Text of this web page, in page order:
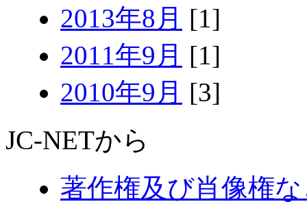
2013年8月 [1]
2011年9月 [1]
2010年9月 [3]
JC-NETから
著作権及び肖像権